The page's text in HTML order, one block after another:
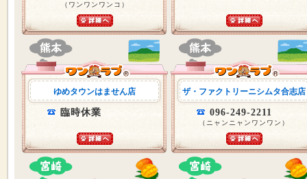
（ワンワンワンコ）
ゆめタウンはません店
臨時休業
ザ・ファクトリーニシムタ合志店
096-249-2211
（ニャンニャンワンワン）